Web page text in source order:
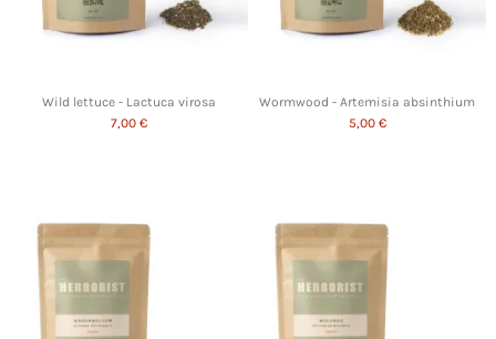
Wild lettuce - Lactuca virosa
7,00 €
Wormwood - Artemisia absinthium
5,00 €